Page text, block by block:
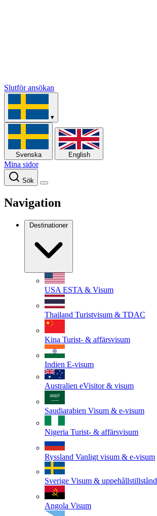
Slutför ansökan
▾
Svenska English
Mina sidor
Sök
Navigation
Destinationer
USA ESTA & Visum
Thailand Turistvisum & TDAC
Kina Turist- & affärsvisum
Indien E-visum
Australien eVisitor & visum
Saudiarabien Visum & e-visum
Nigeria Turist- & affärsvisum
Ryssland Vanligt visum & e-visum
Sverige Visum & uppehållstillstånd
Angola Visum